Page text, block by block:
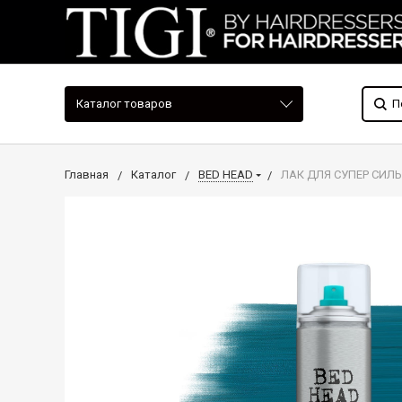
Каталог товаров
Главная Каталог BED HEAD ЛАК ДЛЯ СУПЕР